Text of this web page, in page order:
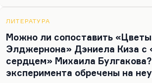
нельзя. Это нужен эволюционной
всяком случае, этого не могут
потому…
ЛИТЕРАТУРА
Можно ли сопоставить
Элджернона» Дэниела Киза с
сердцем» Михаила
эксперимента обречены на